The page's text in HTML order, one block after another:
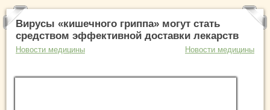
Вирусы «кишечного гриппа» могут стать
средством эффективной доставки лекарств
Новости медицины Новости медицины